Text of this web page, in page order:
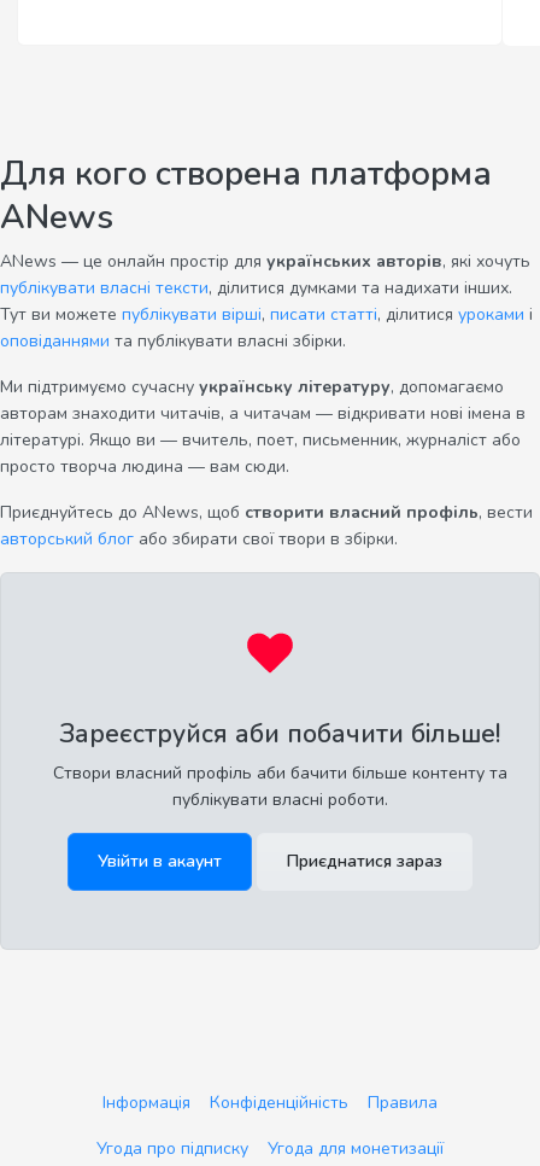
Для кого створена платформа
ANews
ANews — це онлайн простір для українських авторів, які хочуть
публікувати власні тексти, ділитися думками та надихати інших.
Тут ви можете публікувати вірші, писати статті, ділитися уроками і
оповіданнями та публікувати власні збірки.
Ми підтримуємо сучасну українську літературу, допомагаємо
авторам знаходити читачів, а читачам — відкривати нові імена в
літературі. Якщо ви — вчитель, поет, письменник, журналіст або
просто творча людина — вам сюди.
Приєднуйтесь до ANews, щоб створити власний профіль, вести
авторський блог або збирати свої твори в збірки.
Зареєструйся аби побачити більше!
Створи власний профіль аби бачити більше контенту та
публікувати власні роботи.
Увійти в акаунт Приєднатися зараз
Інформація Конфіденційність
Правила
Угода про підписку
Угода для монетизації